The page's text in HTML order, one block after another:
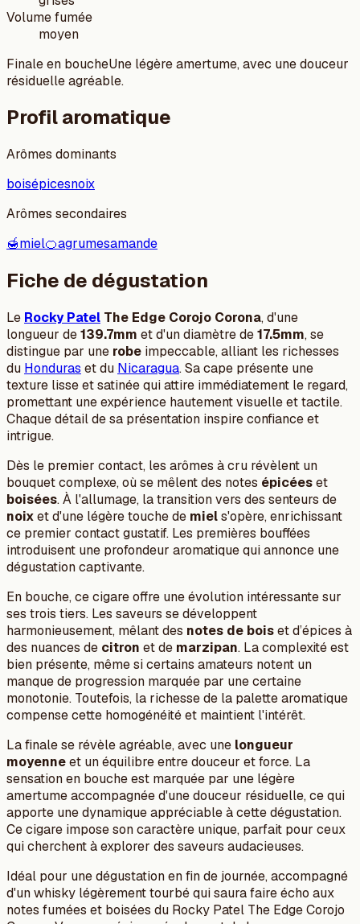
Volume fumée
moyen
Finale en boucheUne légère amertume, avec une douceur
résiduelle agréable.
Profil aromatique
Arômes dominants
boisépicesnoix
Arômes secondaires
🍯miel🍊agrumesamande
Fiche de dégustation
Le Rocky Patel The Edge Corojo Corona, d'une
longueur de139.7mm et d'un diamètre de17.5mm, se
distingue par une robe impeccable, alliant les richesses
du Honduras et du Nicaragua. Sa cape présente une
texture lisse et satinée qui attire immédiatement le regard,
promettant une expérience hautement visuelle et tactile.
Chaque détail de sa présentation inspire confiance et
intrigue.
Dès le premier contact, les arômes à cru révèlent un
bouquet complexe, où se mêlent des notes épicéeset
boisées. À l'allumage, la transition vers des senteurs de
noixet d'une légère touche de miels'opère, enrichissant
ce premier contact gustatif. Les premières bouffées
introduisent une profondeur aromatique qui annonce une
dégustation captivante.
En bouche, ce cigare offre une évolution intéressante sur
ses trois tiers. Les saveurs se développent
harmonieusement, mêlant des notes de boiset d’épices à
des nuances de citron et de marzipan. La complexité est
bien présente, même si certains amateurs notent un
manque de progression marquée par une certaine
monotonie. Toutefois, la richesse de la palette aromatique
compense cette homogénéité et maintient l'intérêt.
La finale se révèle agréable, avec une longueur
moyenneet un équilibre entre douceur et force. La
sensation en bouche est marquée par une légère
amertume accompagnée d'une douceur résiduelle, ce qui
apporte une dynamique appréciable à cette dégustation.
Ce cigare impose son caractère unique, parfait pour ceux
qui cherchent à explorer des saveurs audacieuses.
Idéal pour une dégustation en fin de journée, accompagné
d'un whisky légèrement tourbé qui saura faire écho aux
notes fumées et boisées du Rocky Patel The Edge Corojo